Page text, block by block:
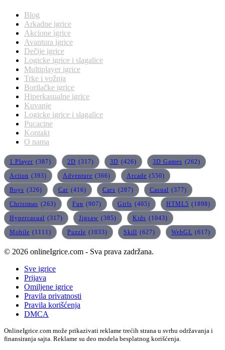
Blog
Arkadne igrice
Akcione igrice
Avantura igrice
Dečije igrice
Logicke igrice i slagalice
Multiplayer igrice
Trke i vožnja
Borilačke igrice
Hiperkasualne igrice
Kuvanje
Logicke igrice i slagalice
Pucacine
Kontakt
O nama
1 Player (387) 2D (317) 3D (426) 3D Games (262)
Action (393) Adventure (366) Arcade (550)
Boys (326) Car (416) Cars (287) Casual (377)
Christmas (263) Fun (907) Girls (405) HTML5 (1898)
Hypercasual (317) Jigsaw (385) Kids (1043)
Mobile (1111) Puzzle (1033) Skill (627) WebGL (617)
© 2026 onlineIgrice.com - Sva prava zadržana.
Sve igrice
Prijava
Omiljene igrice
Pravila privatnosti
Pravila korišćenja
DMCA
OnlineIgrice.com može prikazivati reklame trećih strana u svrhu održavanja i
finansiranja sajta. Reklame su deo modela besplatnog korišćenja.